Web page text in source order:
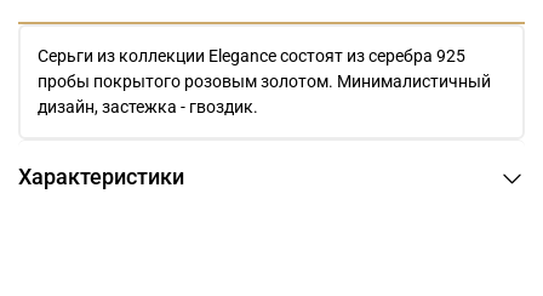
Серьги из коллекции Elegance состоят из серебра 925
пробы покрытого розовым золотом. Минималистичный
дизайн, застежка - гвоздик.
Характеристики